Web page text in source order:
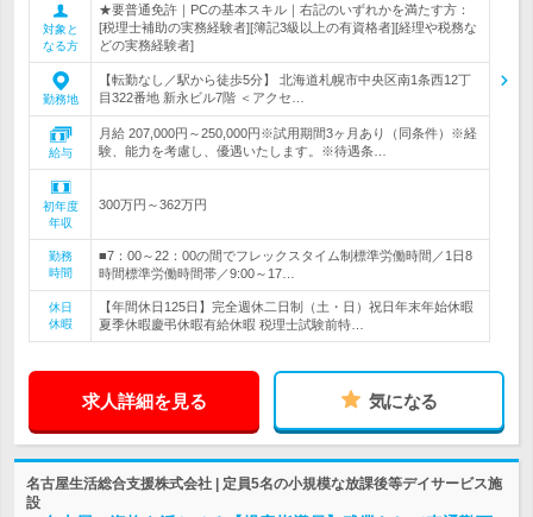
対象と
なる方
★要普通免許｜PCの基本スキル｜右記のいずれかを満たす方：
[税理士補助の実務経験者][簿記3級以上の有資格者][経理や税務な
どの実務経験者]
勤務地
【転勤なし／駅から徒歩5分】 北海道札幌市中央区南1条西12丁
目322番地 新永ビル7階 ＜アクセ…
給与
月給 207,000円～250,000円※試用期間3ヶ月あり（同条件）※経
験、能力を考慮し、優遇いたします。※待遇条…
初年度
年収
300万円～362万円
勤務
時間
■7：00～22：00の間でフレックスタイム制標準労働時間／1日8
時間標準労働時間帯／9:00～17…
休日
休暇
【年間休日125日】完全週休二日制（土・日）祝日年末年始休暇
夏季休暇慶弔休暇有給休暇 税理士試験前特…
求人詳細を見る 気になる
名古屋生活総合支援株式会社 | 定員5名の小規模な放課後等デイサービス施
設